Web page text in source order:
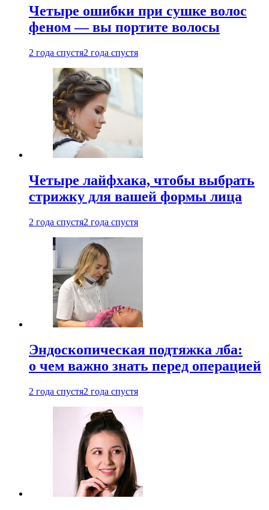
Четыре ошибки при сушке волос
феном — вы портите волосы
2 года спустя2 года спустя
Четыре лайфхака, чтобы выбрать
стрижку для вашей формы лица
2 года спустя2 года спустя
Эндоскопическая подтяжка лба:
о чем важно знать перед операцией
2 года спустя2 года спустя